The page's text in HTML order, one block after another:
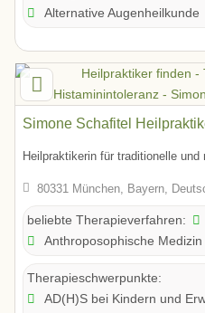
Alternative Augenheilkunde
Simone Schafitel
Heilpraktikerin für traditionelle und
80331 München, Bayern,
beliebte Therapieverfahren:
Anthroposophische Medizin
Therapieschwerpunkte:
AD(H)S bei Kindern und